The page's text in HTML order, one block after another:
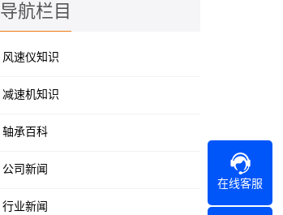
导航栏目
风速仪知识
减速机知识
轴承百科
公司新闻
行业新闻
在线客服